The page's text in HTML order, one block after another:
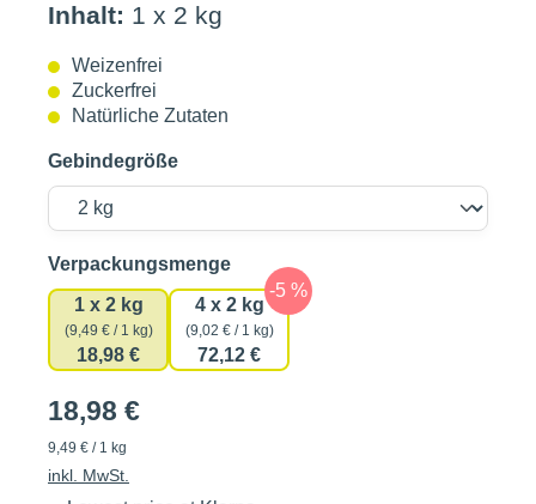
Inhalt: 1 x 2 kg
Weizenfrei
Zuckerfrei
Natürliche Zutaten
Gebindegröße
Verpackungsmengeauswählen
1 x 2 kg
(9,49 € / 1 kg)
18,98 €
4 x 2 kg
(9,02 € / 1 kg)
72,12 €
18,98 €
9,49 € / 1 kg
inkl. MwSt.